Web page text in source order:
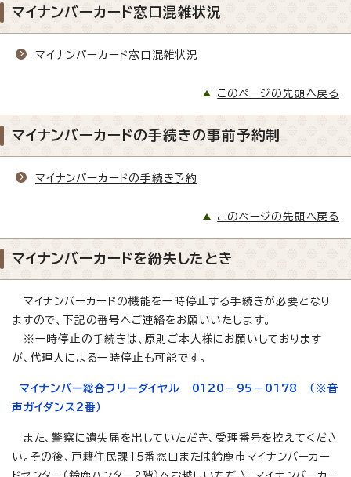
マイナンバーカード窓口混雑状況
マイナンバーカード窓口混雑状況
このページの先頭へ戻る
マイナンバーカードの手続きの事前予約制
マイナンバーカードの手続き予約
このページの先頭へ戻る
マイナンバーカードを紛失したとき
マイナンバーカードの機能を一時停止する手続きが必要となり
ますので、下記の番号へご連絡をお願いいたします。
※一時停止の手続きは、原則ご本人様にお願いしております
が、代理人による一時停止も可能です。
マイナンバー総合フリーダイヤル 0120－95－0178 （※音
声ガイダンス2番）
また、警察に遺失届を出していただき、受理番号を控えてくださ
い。その後、戸籍住民課15番窓口または鈴鹿市マイナンバーカー